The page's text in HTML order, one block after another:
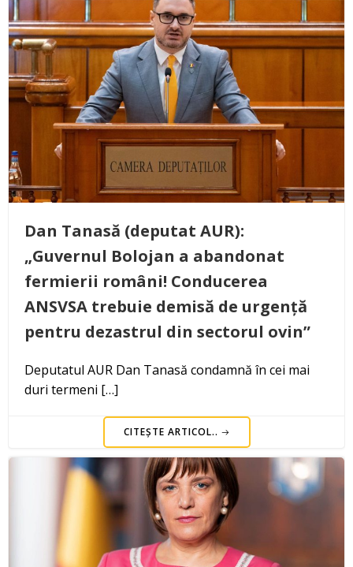
Dan Tanasă (deputat AUR):
„Guvernul Bolojan a abandonat
fermierii români! Conducerea
ANSVSA trebuie demisă de urgență
pentru dezastrul din sectorul ovin”
Deputatul AUR Dan Tanasă condamnă în cei mai
duri termeni […]
CITEȘTE ARTICOL..